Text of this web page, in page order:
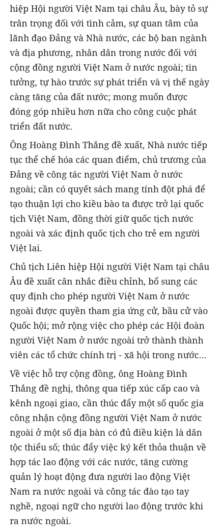
hiệp Hội người Việt Nam tại châu Âu, bày tỏ sự
trân trọng đối với tình cảm, sự quan tâm của
lãnh đạo Đảng và Nhà nước, các bộ ban ngành
và địa phương, nhân dân trong nước đối với
cộng đồng người Việt Nam ở nước ngoài; tin
tưởng, tự hào trước sự phát triển và vị thế ngày
càng tăng của đất nước; mong muốn được
đóng góp nhiều hơn nữa cho công cuộc phát
triển đất nước.
Ông Hoàng Đình Thắng đề xuất, Nhà nước tiếp
tục thể chế hóa các quan điểm, chủ trương của
Đảng về công tác người Việt Nam ở nước
ngoài; cần có quyết sách mang tính đột phá để
tạo thuận lợi cho kiều bào ta được trở lại quốc
tịch Việt Nam, đồng thời giữ quốc tịch nước
ngoài và xác định quốc tịch cho trẻ em người
Việt lai.
Chủ tịch Liên hiệp Hội người Việt Nam tại châu
Âu đề xuất cân nhắc điều chỉnh, bổ sung các
quy định cho phép người Việt Nam ở nước
ngoài được quyền tham gia ứng cử, bầu cử vào
Quốc hội; mở rộng việc cho phép các Hội đoàn
người Việt Nam ở nước ngoài trở thành thành
viên các tổ chức chính trị - xã hội trong nước…
Về việc hỗ trợ cộng đồng, ông Hoàng Đình
Thắng đề nghị, thông qua tiếp xúc cấp cao và
kênh ngoại giao, cần thúc đẩy một số quốc gia
công nhận cộng đồng người Việt Nam ở nước
ngoài ở một số địa bàn có đủ điều kiện là dân
tộc thiểu số; thúc đẩy việc ký kết thỏa thuận về
hợp tác lao động với các nước, tăng cường
quản lý hoạt động đưa người lao động Việt
Nam ra nước ngoài và công tác đào tạo tay
nghề, ngoại ngữ cho người lao động trước khi
ra nước ngoài.